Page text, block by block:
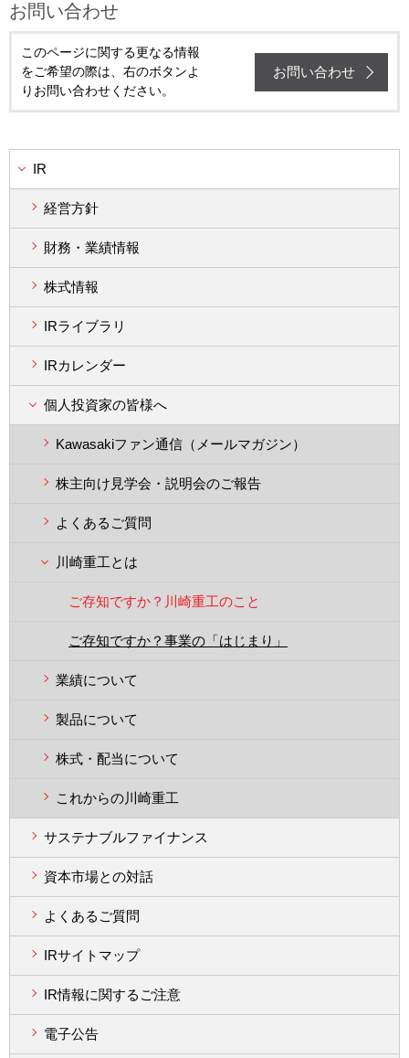
お問い合わせ
このページに関する更なる情報
をご希望の際は、右のボタンよ
りお問い合わせください。
お問い合わせ
IR
経営方針
財務・業績情報
株式情報
IRライブラリ
IRカレンダー
個人投資家の皆様へ
Kawasakiファン通信（メールマガジン）
株主向け見学会・説明会のご報告
よくあるご質問
川崎重工とは
ご存知ですか？川崎重工のこと
ご存知ですか？事業の「はじまり」
業績について
製品について
株式・配当について
これからの川崎重工
サステナブルファイナンス
資本市場との対話
よくあるご質問
IRサイトマップ
IR情報に関するご注意
電子公告